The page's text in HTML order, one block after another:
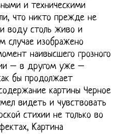
и техническими
что никто прежде не
воду столь живо и
случае изображено
наивысшего грозного
– в другом уже –
бы продолжает
картины Черное
видеть и чувствовать
стихии не только во
Картина